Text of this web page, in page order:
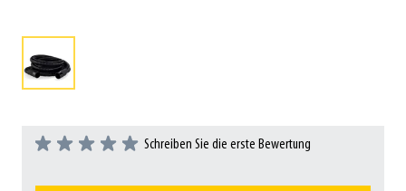
Schreiben Sie die erste Bewertung